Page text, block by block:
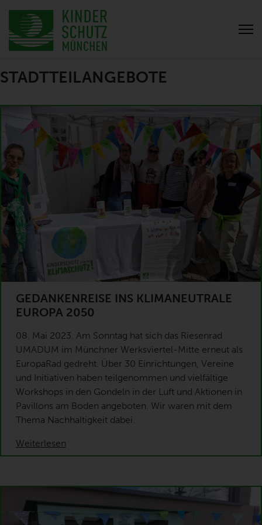
STADTTEILANGEBOTE
GEDANKENREISE INS KLIMANEUTRALE
EUROPA 2050
08. Mai 2023. Am Sonntag hat sich das Riesenrad
UMADUM im Münchner Werksviertel-Mitte erneut als
EuropaRad gedreht. Über 30 Einrichtungen, Vereine
und Initiativen haben teilgenommen und vielfältige
Workshops in den Gondeln in der Luft und Aktionen in
Pavillons am Boden angeboten. Wir waren mit dem
Thema Nachhaltigkeit dabei.
Weiterlesen